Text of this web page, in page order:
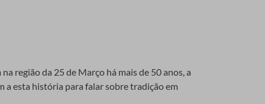
região da 25 de Março há mais de 50 anos, a
a esta história para falar sobre tradição em